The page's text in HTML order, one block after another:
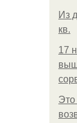
Из
кв.
17
Это